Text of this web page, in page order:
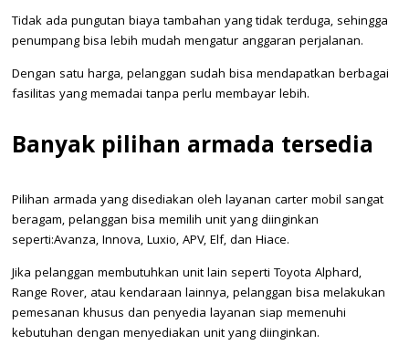
Tidak ada pungutan biaya tambahan yang tidak terduga, sehingga
penumpang bisa lebih mudah mengatur anggaran perjalanan.
Dengan satu harga, pelanggan sudah bisa mendapatkan berbagai
fasilitas yang memadai tanpa perlu membayar lebih.
Banyak pilihan armada tersedia
Pilihan armada yang disediakan oleh layanan carter mobil sangat
beragam, pelanggan bisa memilih unit yang diinginkan
seperti:Avanza, Innova, Luxio, APV, Elf, dan Hiace.
Jika pelanggan membutuhkan unit lain seperti Toyota Alphard,
Range Rover, atau kendaraan lainnya, pelanggan bisa melakukan
pemesanan khusus dan penyedia layanan siap memenuhi
kebutuhan dengan menyediakan unit yang diinginkan.